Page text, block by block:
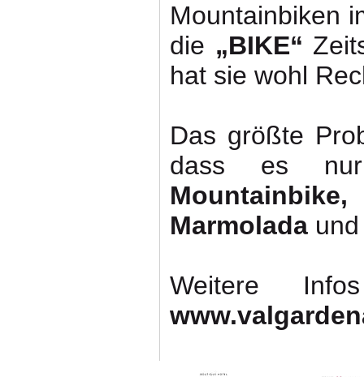
Mountainbiken
die „BIKE“
hat sie wohl
Das größte
dass es
Marmolada
Weitere